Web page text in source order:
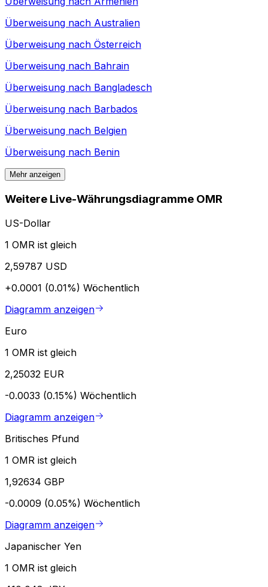
Überweisung nach Australien
Überweisung nach Österreich
Überweisung nach Bahrain
Überweisung nach Bangladesch
Überweisung nach Barbados
Überweisung nach Belgien
Überweisung nach Benin
Mehr anzeigen
Weitere Live-Währungsdiagramme OMR
US-Dollar
1 OMR ist gleich
2,59787 USD
+0.0001 (0.01%) Wöchentlich
Diagramm anzeigen
Euro
1 OMR ist gleich
2,25032 EUR
-0.0033 (0.15%) Wöchentlich
Diagramm anzeigen
Britisches Pfund
1 OMR ist gleich
1,92634 GBP
-0.0009 (0.05%) Wöchentlich
Diagramm anzeigen
Japanischer Yen
1 OMR ist gleich